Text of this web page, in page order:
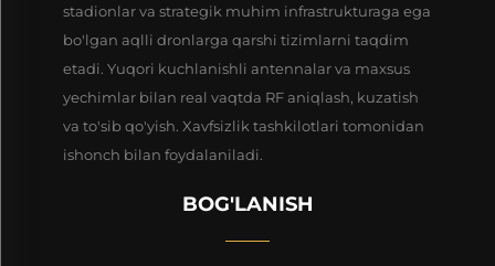
stadionlar va strategik muhim infrastrukturaga ega
bo'lgan aqlli dronlarga qarshi tizimlarni taqdim
etadi. Yuqori kuchlanishli antennalar va maxsus
yechimlar bilan real vaqtda RF aniqlash, kuzatish
va to'sib qo'yish. Xavfsizlik tashkilotlari tomonidan
ishonch bilan foydalaniladi.
BOG'LANISH